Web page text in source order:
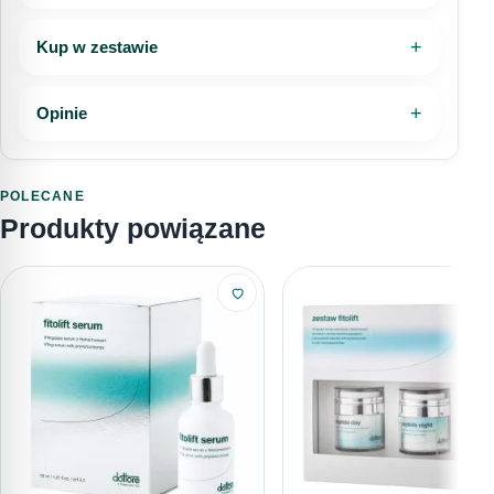
Kup w zestawie
Opinie
POLECANE
Produkty powiązane